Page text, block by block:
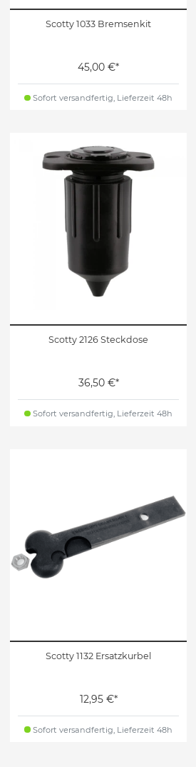
Scotty 1033 Bremsenkit
45,00 €*
Sofort versandfertig, Lieferzeit 48h
Scotty 2126 Steckdose
36,50 €*
Sofort versandfertig, Lieferzeit 48h
Scotty 1132 Ersatzkurbel
12,95 €*
Sofort versandfertig, Lieferzeit 48h